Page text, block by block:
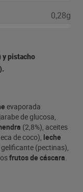
0,28g
y pistacho
evaporada
de glucosa,
(2,8%), aceites
de coco), leche
gelificante (pectinas),
frutos de cáscara.